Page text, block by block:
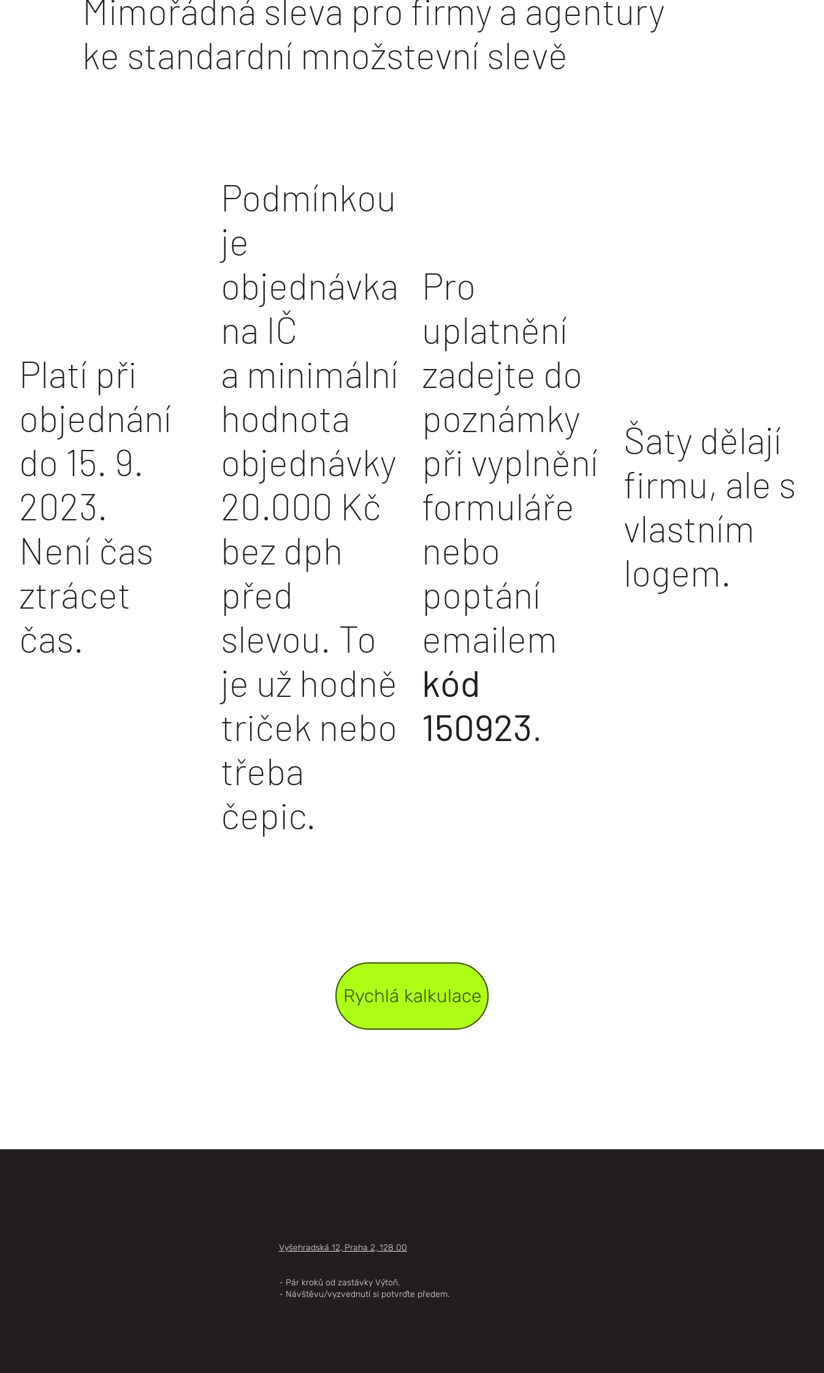
Mimořádná sleva pro firmy a agentury
ke standardní množstevní slevě
Platí při
objednání
do 15. 9.
2023.
Není čas
ztrácet
čas.
Podmínkou
je
objednávka
na IČ
a minimální
hodnota
objednávky
20.000 Kč
bez dph
před
slevou. To
je už hodně
triček nebo
třeba
čepic.
Pro
uplatnění
zadejte do
poznámky
při vyplnění
formuláře
nebo
poptání
emailem
kód
150923.
Šaty dělají
firmu, ale s
vlastním
logem.
Rychlá kalkulace
Vyšehradská 12, Praha 2, 128 00
- Pár kroků od zastávky Výtoň.
- Návštěvu/vyzvednutí si potvrďte předem.